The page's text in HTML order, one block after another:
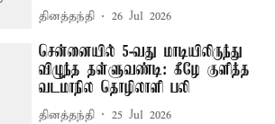
தினத்தந்தி 26 Jul 2026
சென்னையில் 5-வது மாடியிலிருந்து
விழுந்த தள்ளுவண்டி: கீழே குளித்த
வடமாநில தொழிலாளி பலி
தினத்தந்தி 25 Jul 2026